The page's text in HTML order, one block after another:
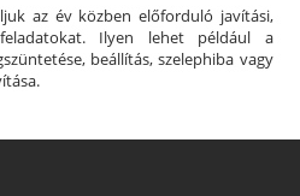
az év közben előforduló javítási,
Ilyen lehet például a
beállítás, szelephiba vagy